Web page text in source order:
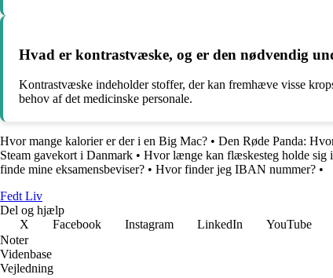
Hvad er kontrastvæske, og er den nødvendig
Kontrastvæske indeholder stoffer, der kan fremhæve visse
behov af det medicinske personale.
Hvor mange kalorier er der i en Big Mac? • Den Røde Panda:
Steam gavekort i Danmark • Hvor længe kan flæskesteg holde sig
finde mine eksamensbeviser? • Hvor finder jeg IBAN nummer? •
Fedt Liv
Del og hjælp
X
Facebook Instagram LinkedIn YouTube
Noter
Videnbase
Vejledning